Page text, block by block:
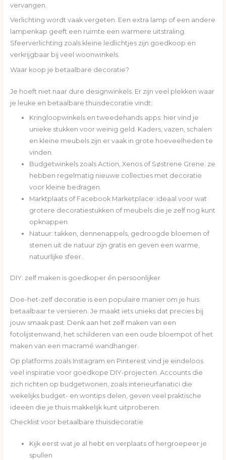
vervangen.
Verlichting wordt vaak vergeten. Een extra lamp of een andere
lampenkap geeft een ruimte een warmere uitstraling.
Sfeerverlichting zoals kleine ledlichtjes zijn goedkoop en
verkrijgbaar bij veel woonwinkels.
Waar koop je betaalbare decoratie?
Je hoeft niet naar dure designwinkels. Er zijn veel plekken waar
je leuke en betaalbare thuisdecoratie vindt:
Kringloopwinkels en tweedehands apps: hier vind je
unieke stukken voor weinig geld. Kaders, vazen, schalen
en kleine meubels zijn er vaak in grote hoeveelheden te
vinden.
Budgetwinkels zoals Action, Xenos of Søstrene Grene: ze
hebben regelmatig nieuwe collecties met decoratie
voor kleine bedragen.
Marktplaats of Facebook Marketplace: ideaal voor wat
grotere decoratiestukken of meubels die je zelf nog kunt
opknappen.
Natuur: takken, dennenappels, gedroogde bloemen of
stenen uit de natuur zijn gratis en geven een warme,
natuurlijke sfeer.
DIY: zelf maken is goedkoper én persoonlijker
Doe-het-zelf decoratie is een populaire manier om je huis
betaalbaar te versieren. Je maakt iets unieks dat precies bij
jouw smaak past. Denk aan het zelf maken van een
fotolijstenwand, het schilderen van een oude bloempot of het
maken van een macramé wandhanger.
Op platforms zoals Instagram en Pinterest vind je eindeloos
veel inspiratie voor goedkope DIY-projecten. Accounts die
zich richten op budgetwonen, zoals interieurfanatici die
wekelijks budget- en wontips delen, geven veel praktische
ideeën die je thuis makkelijk kunt uitproberen.
Checklist voor betaalbare thuisdecoratie
Kijk eerst wat je al hebt en verplaats of hergroepeer je
spullen